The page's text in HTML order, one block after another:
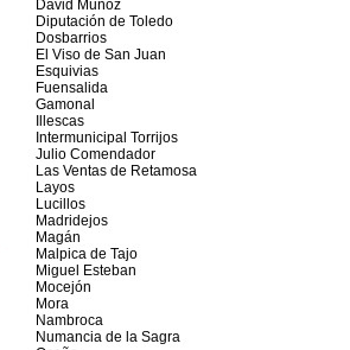
David Muñoz
Diputación de Toledo
Dosbarrios
El Viso de San Juan
Esquivias
Fuensalida
Gamonal
Illescas
Intermunicipal Torrijos
Julio Comendador
Las Ventas de Retamosa
Layos
Lucillos
Madridejos
Magán
Malpica de Tajo
Miguel Esteban
Mocejón
Mora
Nambroca
Numancia de la Sagra